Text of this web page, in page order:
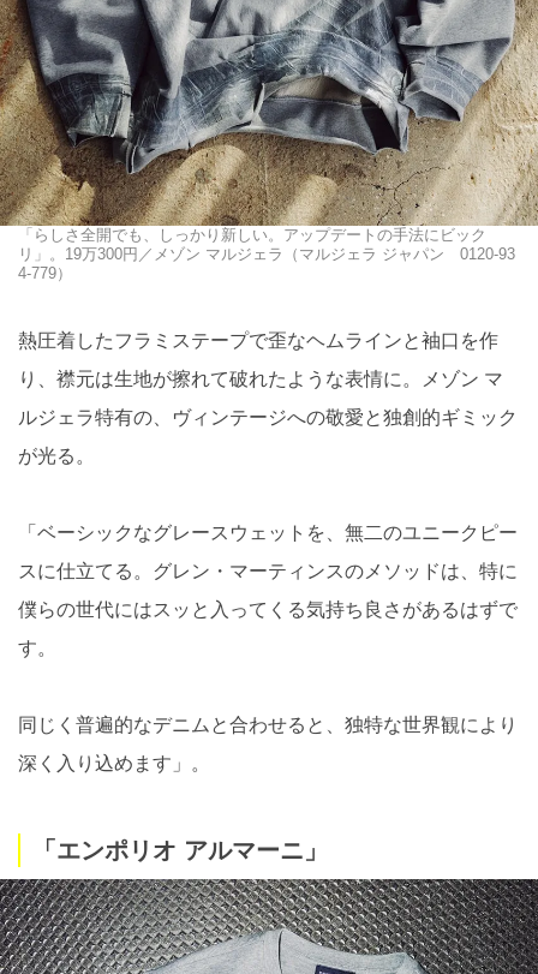
「らしさ全開でも、しっかり新しい。アップデートの手法にビック
リ」。19万300円／メゾン マルジェラ（マルジェラ ジャパン 0120-93
4-779）
熱圧着したフラミステープで歪なヘムラインと袖口を作
り、襟元は生地が擦れて破れたような表情に。メゾン マ
ルジェラ特有の、ヴィンテージへの敬愛と独創的ギミック
が光る。
「ベーシックなグレースウェットを、無二のユニークピー
スに仕立てる。グレン・マーティンスのメソッドは、特に
僕らの世代にはスッと入ってくる気持ち良さがあるはずで
す。
同じく普遍的なデニムと合わせると、独特な世界観により
深く入り込めます」。
「エンポリオ アルマーニ」